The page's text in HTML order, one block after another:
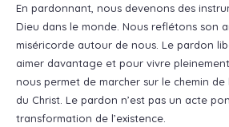
En pardonnant, nous devenons des
Dieu dans le monde. Nous reflétons son
miséricorde autour de nous. Le pardon
aimer davantage et pour vivre
nous permet de marcher sur le chemin de
du Christ. Le pardon n’est pas un acte
transformation de l’existence.